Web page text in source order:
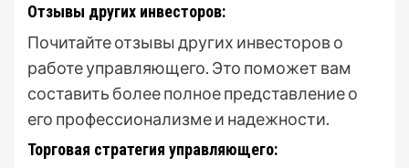
Отзывы других инвесторов:
Почитайте отзывы других инвесторов о
работе управляющего. Это поможет вам
составить более полное представление о
его профессионализме и надежности.
Торговая стратегия управляющего: